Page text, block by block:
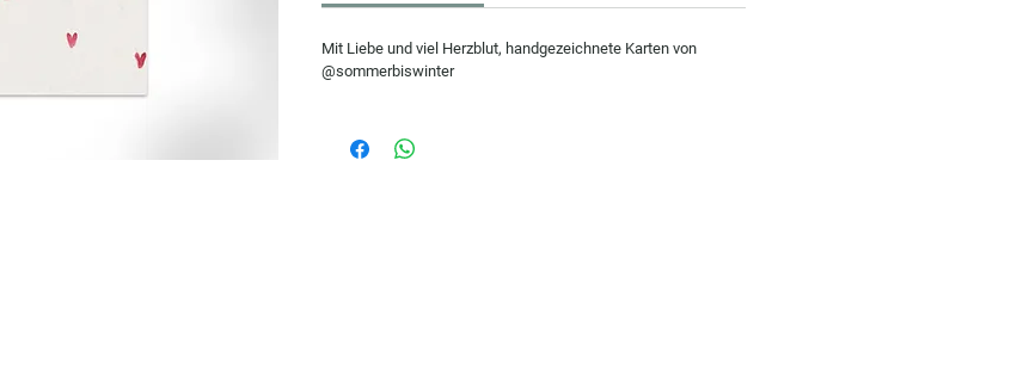
Mit Liebe und viel Herzblut, handgezeichnete Karten von
@sommerbiswinter